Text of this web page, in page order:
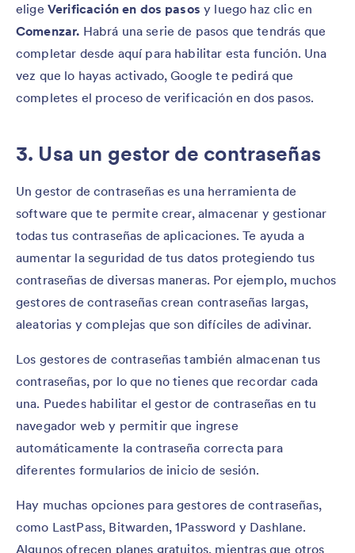
elige Verificación en dos pasos y luego haz clic en
Comenzar. Habrá una serie de pasos que tendrás que
completar desde aquí para habilitar esta función. Una
vez que lo hayas activado, Google te pedirá que
completes el proceso de verificación en dos pasos.
3. Usa un gestor de contraseñas
Un gestor de contraseñas es una herramienta de
software que te permite crear, almacenar y gestionar
todas tus contraseñas de aplicaciones. Te ayuda a
aumentar la seguridad de tus datos protegiendo tus
contraseñas de diversas maneras. Por ejemplo, muchos
gestores de contraseñas crean contraseñas largas,
aleatorias y complejas que son difíciles de adivinar.
Los gestores de contraseñas también almacenan tus
contraseñas, por lo que no tienes que recordar cada
una. Puedes habilitar el gestor de contraseñas en tu
navegador web y permitir que ingrese
automáticamente la contraseña correcta para
diferentes formularios de inicio de sesión.
Hay muchas opciones para gestores de contraseñas,
como LastPass, Bitwarden, 1Password y Dashlane.
Algunos ofrecen planes gratuitos, mientras que otros